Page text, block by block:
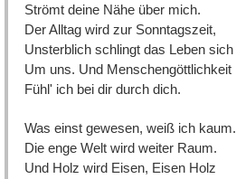
Strömt deine Nähe über mich.
Der Alltag wird zur Sonntagszeit,
Unsterblich schlingt das Leben sich
Um uns. Und Menschengöttlichkeit
Fühl' ich bei dir durch dich.
Was einst gewesen, weiß ich kaum.
Die enge Welt wird weiter Raum.
Und Holz wird Eisen, Eisen Holz